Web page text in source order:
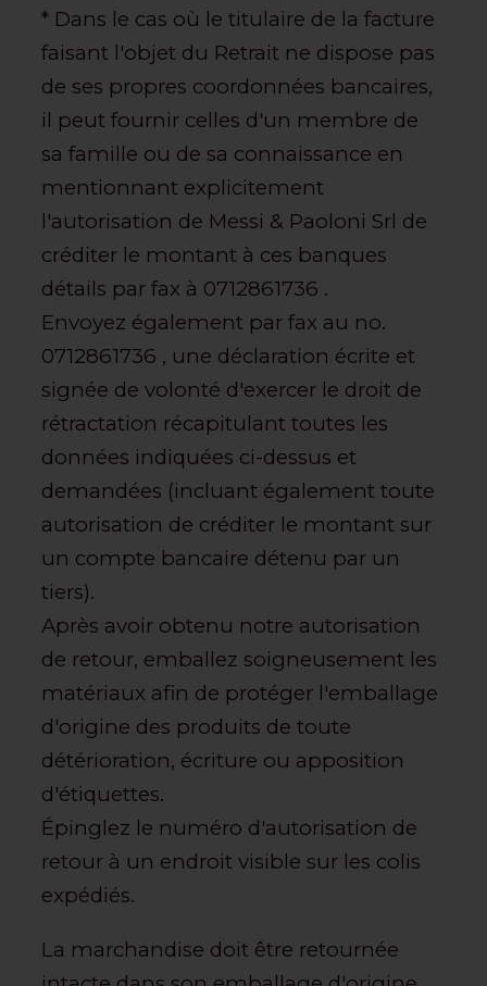
* Dans le cas où le titulaire de la facture
faisant l'objet du Retrait ne dispose pas
de ses propres coordonnées bancaires,
il peut fournir celles d'un membre de
sa famille ou de sa connaissance en
mentionnant explicitement
l'autorisation de Messi & Paoloni Srl de
créditer le montant à ces banques
détails par fax à 0712861736 .
Envoyez également par fax au no.
0712861736 , une déclaration écrite et
signée de volonté d'exercer le droit de
rétractation récapitulant toutes les
données indiquées ci-dessus et
demandées (incluant également toute
autorisation de créditer le montant sur
un compte bancaire détenu par un
tiers).
Après avoir obtenu notre autorisation
de retour, emballez soigneusement les
matériaux afin de protéger l'emballage
d'origine des produits de toute
détérioration, écriture ou apposition
d'étiquettes.
Épinglez le numéro d'autorisation de
retour à un endroit visible sur les colis
expédiés.
La marchandise doit être retournée